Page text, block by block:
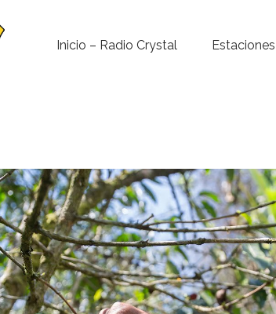
Inicio – Radio Crystal Estaciones
Noticias
Para ti
Contacto